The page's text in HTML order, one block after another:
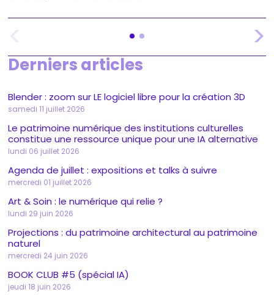
< >
Derniers articles
Blender : zoom sur LE logiciel libre pour la création 3D
samedi 11 juillet 2026
Le patrimoine numérique des institutions culturelles
constitue une ressource unique pour une IA alternative
lundi 06 juillet 2026
Agenda de juillet : expositions et talks à suivre
mercredi 01 juillet 2026
Art & Soin : le numérique qui relie ?
lundi 29 juin 2026
Projections : du patrimoine architectural au patrimoine
naturel
mercredi 24 juin 2026
BOOK CLUB #5 (spécial IA)
jeudi 18 juin 2026